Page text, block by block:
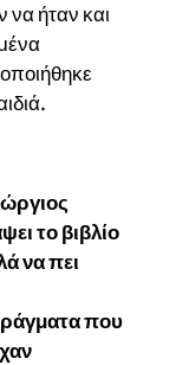
να ήταν και
το βιβλίο
να πει
που